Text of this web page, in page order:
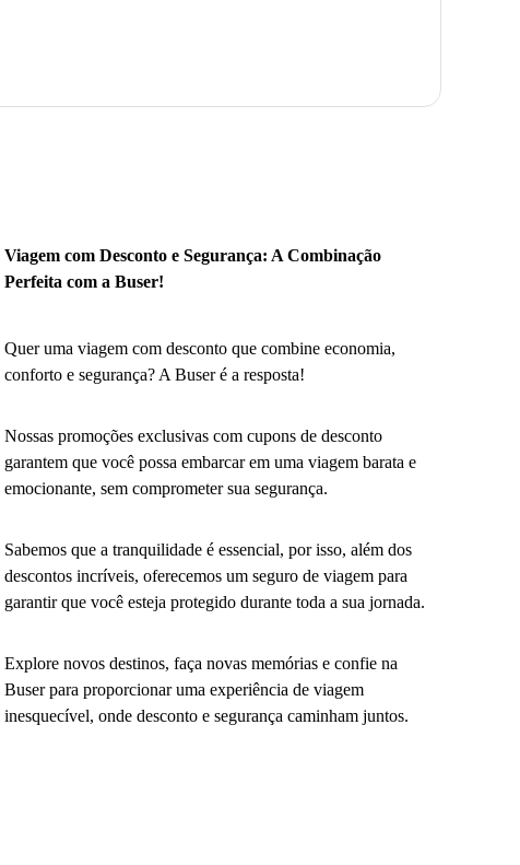
Viagem com Desconto e Segurança: A Combinação
Perfeita com a Buser!
Quer uma viagem com desconto que combine economia,
conforto e segurança? A Buser é a resposta!
Nossas promoções exclusivas com cupons de desconto
garantem que você possa embarcar em uma viagem barata e
emocionante, sem comprometer sua segurança.
Sabemos que a tranquilidade é essencial, por isso, além dos
descontos incríveis, oferecemos um seguro de viagem para
garantir que você esteja protegido durante toda a sua jornada.
Explore novos destinos, faça novas memórias e confie na
Buser para proporcionar uma experiência de viagem
inesquecível, onde desconto e segurança caminham juntos.